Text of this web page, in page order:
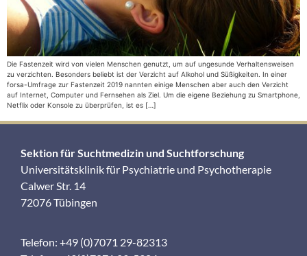
Die Fastenzeit wird von vielen Menschen genutzt, um auf ungesunde Verhaltensweisen
zu verzichten. Besonders beliebt ist der Verzicht auf Alkohol und Süßigkeiten. In einer
forsa-Umfrage zur Fastenzeit 2019 nannten einige Menschen aber auch den Verzicht
auf Internet, Computer und Fernsehen als Ziel. Um die eigene Beziehung zu Smartphone,
Netflix oder Konsole zu überprüfen, ist es […]
Sektion für Suchtmedizin und Suchtforschung
Universitätsklinik für Psychiatrie und Psychotherapie
Calwer Str. 14
72076 Tübingen
Telefon: +49 (0)7071 29-82313